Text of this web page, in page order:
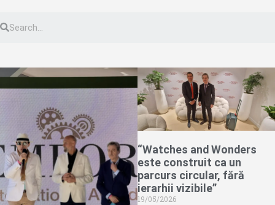
“Watches and Wonders
este construit ca un
parcurs circular, fără
ierarhii vizibile”
19/05/2026